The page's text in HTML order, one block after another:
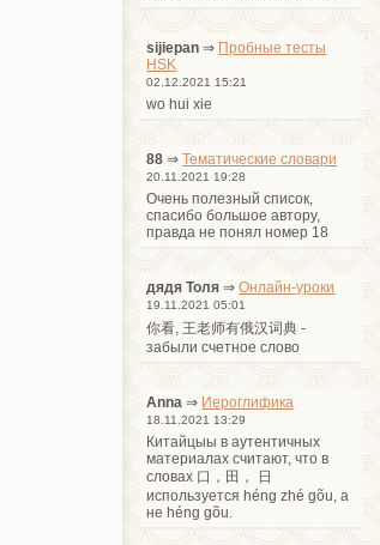
sijiepan ⇒ Пробные тесты
HSK
02.12.2021 15:21
wo hui xie
88 ⇒Тематические словари
20.11.2021 19:28
Очень полезный список,
спасибо большое автору,
правда не понял номер 18
дядя Толя ⇒Онлайн-уроки
19.11.2021 05:01
你看, 王老师有俄汉词典 -
забыли счетное слово
Anna ⇒ Иероглифика
18.11.2021 13:29
Китайцыы в аутентичных
материалах считают, что в
словах 口，田， 日
используется héng zhé gõu, а
не héng gõu.